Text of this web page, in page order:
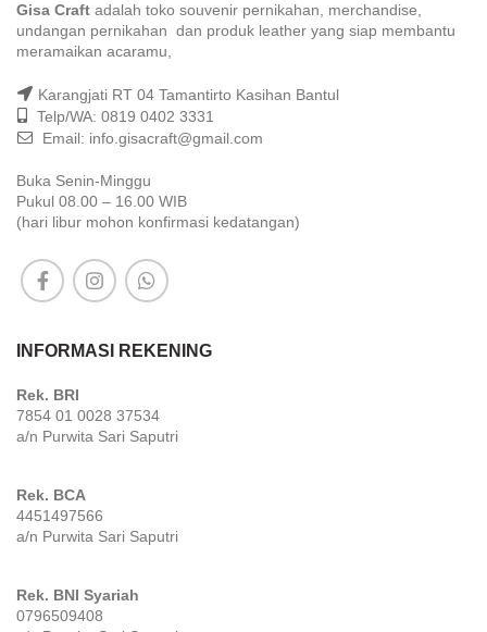
Gisa Craft adalah toko souvenir pernikahan, merchandise,
undangan pernikahan dan produk leather yang siap membantu
meramaikan acaramu,
Karangjati RT 04 Tamantirto Kasihan Bantul
Telp/WA: 0819 0402 3331
Email: info.gisacraft@gmail.com
Buka Senin-Minggu
Pukul 08.00 – 16.00 WIB
(hari libur mohon konfirmasi kedatangan)
INFORMASI REKENING
Rek. BRI
7854 01 0028 37534
a/n Purwita Sari Saputri
Rek. BCA
4451497566
a/n Purwita Sari Saputri
Rek. BNI Syariah
0796509408